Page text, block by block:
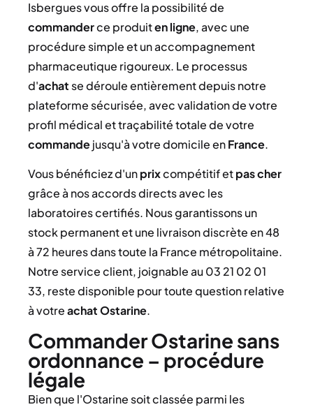
Isbergues vous offre la possibilité de
commanderce produiten ligne, avec une
procédure simple et un accompagnement
pharmaceutique rigoureux. Le processus
d'achat se déroule entièrement depuis notre
plateforme sécurisée, avec validation de votre
profil médical et traçabilité totale de votre
commandejusqu'à votre domicile enFrance.
Vous bénéficiez d'unprixcompétitif etpas cher
grâce à nos accords directs avec les
laboratoires certifiés. Nous garantissons un
stock permanent et une livraison discrète en 48
à 72 heures dans toute la France métropolitaine.
Notre service client, joignable au 03 21 02 01
33, reste disponible pour toute question relative
à votreachat Ostarine.
Commander Ostarine sans
ordonnance – procédure
légale
Bien que l'Ostarine soit classée parmi les